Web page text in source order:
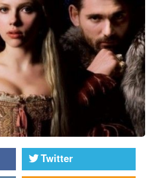
Twitter